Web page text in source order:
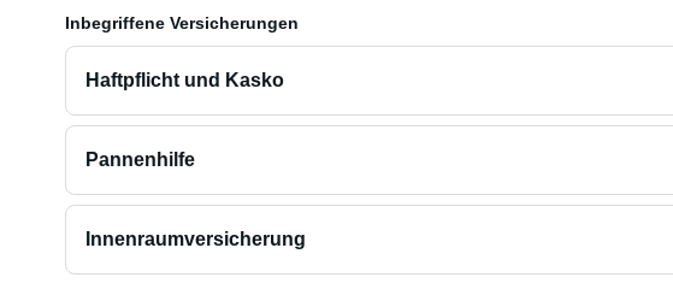
Inbegriffene Versicherungen
Haftpflicht und Kasko
Pannenhilfe
Innenraumversicherung